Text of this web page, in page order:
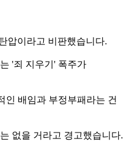
압이라고 비판했습니다.
'죄 지우기' 폭주가
인 배임과 부정부패라는 건
없을 거라고 경고했습니다.